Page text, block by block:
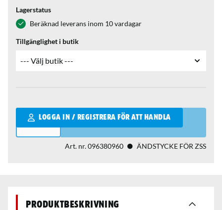
Lagerstatus
Beräknad leverans inom 10 vardagar
Tillgänglighet i butik
LOGGA IN / REGISTRERA FÖR ATT HANDLA
Qantity
Art. nr.096380960 ÄNDSTYCKE FÖR ZSS
Produktbeskrivning